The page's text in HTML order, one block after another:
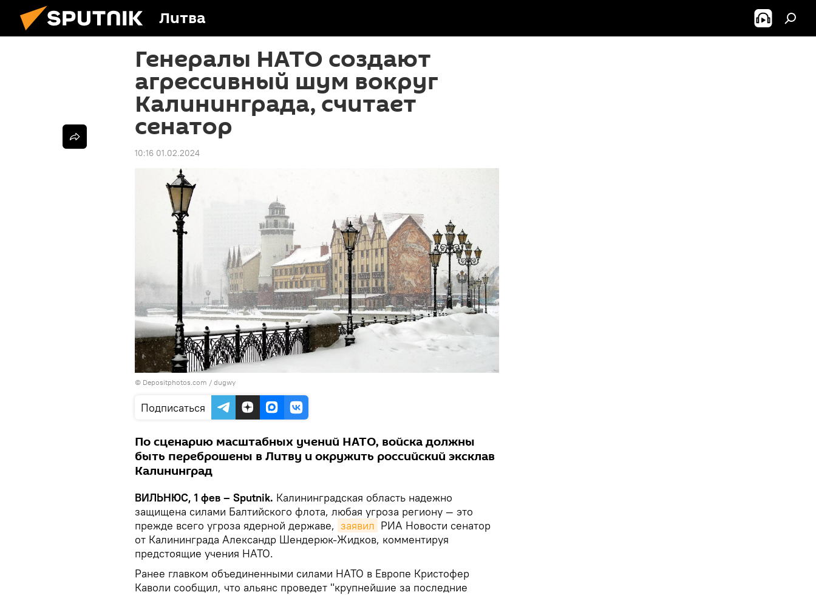
Литва
Генералы НАТО создают
агрессивный шум вокруг
Калининграда, считает
сенатор
10:16 01.02.2024
© Depositphotos.com / dugwy
Подписаться
По сценарию масштабных учений НАТО, войска должны
быть переброшены в Литву и окружить российский эксклав
Калининград
ВИЛЬНЮС, 1 фев – Sputnik. Калининградская область надежно
защищена силами Балтийского флота, любая угроза региону — это
прежде всего угроза ядерной державе, заявил РИА Новости сенатор
от Калининграда Александр Шендерюк-Жидков, комментируя
предстоящие учения НАТО.
Ранее главком объединенными силами НАТО в Европе Кристофер
Каволи сообщил, что альянс проведет "крупнейшие за последние